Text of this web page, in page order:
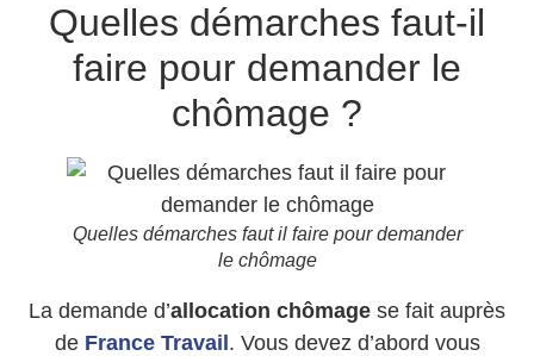
Quelles démarches faut-il
faire pour demander le
chômage ?
Quelles démarches faut il faire pour demander
le chômage
La demande d’allocation chômage se fait auprès
de France Travail. Vous devez d’abord vous